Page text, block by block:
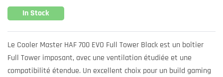
In Stock
Le Cooler Master HAF 700 EVO Full Tower Black est un boîtier
Full Tower imposant, avec une ventilation étudiée et une
compatibilité étendue. Un excellent choix pour un build gaming